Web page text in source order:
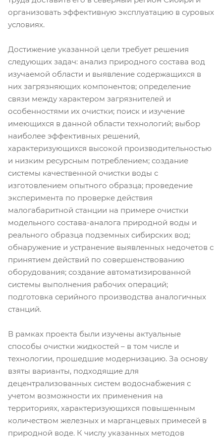
организовать эффективную эксплуатацию в суровых
условиях.
Достижение указанной цели требует решения
следующих задач: анализ природного состава вод
изучаемой области и выявление содержащихся в
них загрязняющих компонентов; определение
связи между характером загрязнителей и
особенностями их очистки; поиск и изучение
имеющихся в данной области технологий; выбор
наиболее эффективных решений,
характеризующихся высокой производительностью
и низким ресурсным потреблением; создание
системы качественной очистки воды с
изготовлением опытного образца; проведение
эксперимента по проверке действия
малогабаритной станции на примере очистки
модельного состава-аналога природной воды и
реального образца подземных сибирских вод;
обнаружение и устранение выявленных недочетов с
принятием действий по совершенствованию
оборудования; создание автоматизированной
системы выполнения рабочих операций;
подготовка серийного производства аналогичных
станций.
В рамках проекта были изучены актуальные
способы очистки жидкостей – в том числе и
технологии, прошедшие модернизацию. За основу
взяты варианты, подходящие для
децентрализованных систем водоснабжения с
учетом возможности их применения на
территориях, характеризующихся повышенным
количеством железных и марганцевых примесей в
природной воде. К числу указанных методов